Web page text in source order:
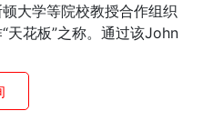
大学等院校教授合作组织
天花板”之称。通过该John